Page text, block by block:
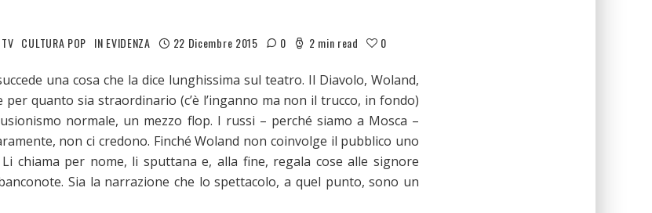
CULTURA POP IN EVIDENZA 22 Dicembre 2015 0 2 min read 0
una cosa che la dice lunghissima sul teatro. Il Diavolo, Woland,
quanto sia straordinario (c’è l’inganno ma non il trucco, in fondo)
normale, un mezzo flop. I russi – perché siamo a Mosca –
non ci credono. Finché Woland non coinvolge il pubblico uno
chiama per nome, li sputtana e, alla fine, regala cose alle signore
Sia la narrazione che lo spettacolo, a quel punto, sono un